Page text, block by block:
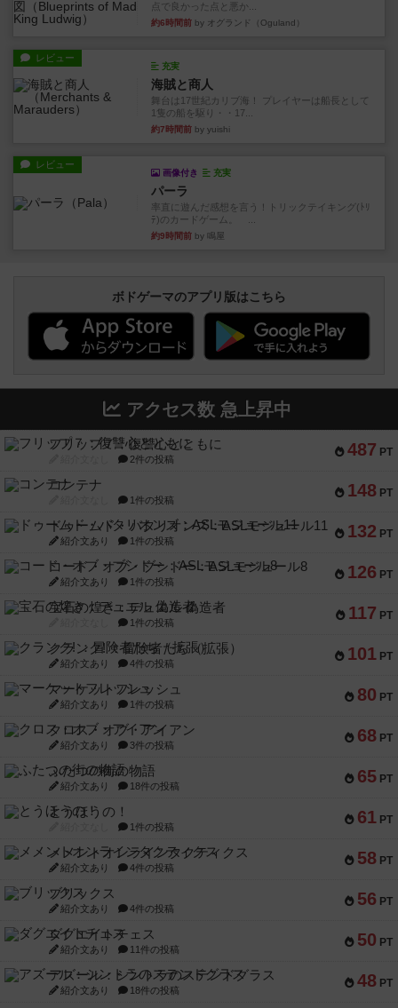
点で良かった点と悪か...
約6時間前 by オグランド（Oguland）
レビュー
充実
海賊と商人
舞台は17世紀カリブ海！ プレイヤーは船長として
1隻の船を駆り・・17...
約7時間前 by yuishi
レビュー
画像付き 充実
パーラ
率直に遊んだ感想を言う！トリックテイキング(ﾄﾘ
ﾃ)のカードゲーム。 ...
約9時間前 by 鳴屋
ボドゲーマのアプリ版はこちら
アクセス数 急上昇中
487 PT
フリップ７：復讐心とともに
2件の投稿
148 PT
コンテナ
1件の投稿
132 PT
ドゥームド・バタリオンズ：ASLモジュール11
紹介文あり 1件の投稿
126 PT
コード・オブ・ブシドー：ASLモジュール8
紹介文あり 1件の投稿
117 PT
宝石の煌き：デュエル 偽造者
1件の投稿
101 PT
クランク! ：冒険者たち（拡張）
紹介文あり 4件の投稿
80 PT
マーケットフレッシュ
紹介文あり 1件の投稿
68 PT
クロス・オブ・アイアン
紹介文あり 3件の投稿
65 PT
ふたつの街の物語
紹介文あり 18件の投稿
61 PT
とうほうの！
1件の投稿
58 PT
メメントオンラインタクティクス
紹介文あり 4件の投稿
56 PT
ブリックス
紹介文あり 4件の投稿
50 PT
ダグエイトチェス
紹介文あり 11件の投稿
48 PT
アズール：シントラのステンドグラス
紹介文あり 18件の投稿